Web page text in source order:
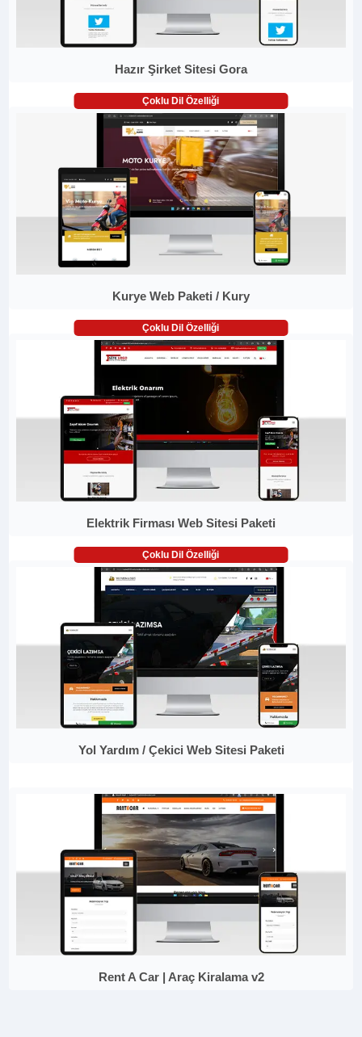
Hazır Şirket Sitesi Gora
Çoklu Dil Özelliği
Kurye Web Paketi / Kury
Çoklu Dil Özelliği
Elektrik Firması Web Sitesi Paketi
Çoklu Dil Özelliği
Yol Yardım / Çekici Web Sitesi Paketi
Rent A Car | Araç Kiralama v2